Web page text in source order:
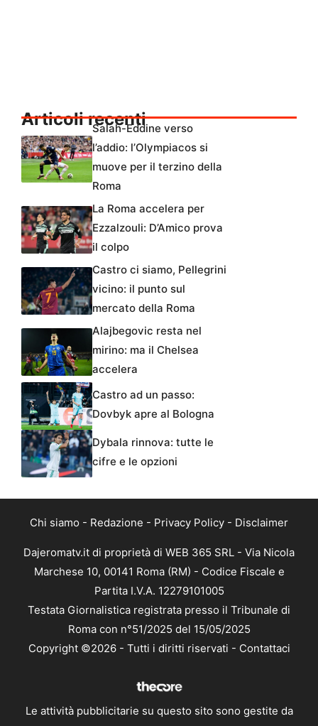
Articoli recenti
Salah-Eddine verso
l’addio: l’Olympiacos si
muove per il terzino della
Roma
La Roma accelera per
Ezzalzouli: D’Amico prova
il colpo
Castro ci siamo, Pellegrini
vicino: il punto sul
mercato della Roma
Alajbegovic resta nel
mirino: ma il Chelsea
accelera
Castro ad un passo:
Dovbyk apre al Bologna
Dybala rinnova: tutte le
cifre e le opzioni
Chi siamo - Redazione - Privacy Policy - Disclaimer
Dajeromatv.it di proprietà di WEB 365 SRL - Via Nicola
Marchese 10, 00141 Roma (RM) - Codice Fiscale e
Partita I.V.A. 12279101005
Testata Giornalistica registrata presso il Tribunale di
Roma con n°51/2025 del 15/05/2025
Copyright ©2026 - Tutti i diritti riservati - Contattaci
Le attività pubblicitarie su questo sito sono gestite da